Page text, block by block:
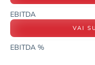
EBITDA
VAI
EBITDA %